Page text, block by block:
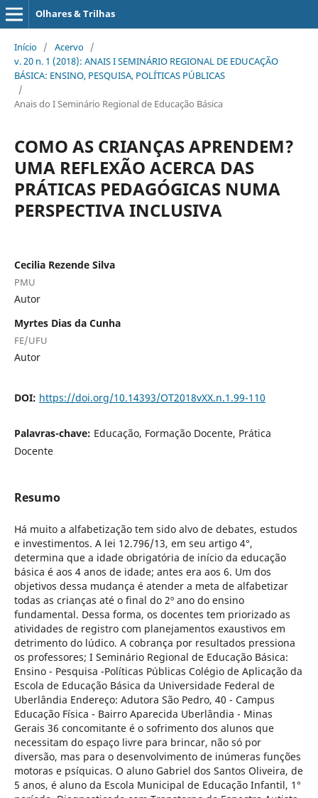
Olhares & Trilhas
Início / Acervo /
v. 20 n. 1 (2018): ANAIS I SEMINÁRIO REGIONAL DE EDUCAÇÃO
BÁSICA: ENSINO, PESQUISA, POLÍTICAS PÚBLICAS
/
Anais do I Seminário Regional de Educação Básica
COMO AS CRIANÇAS APRENDEM?
UMA REFLEXÃO ACERCA DAS
PRÁTICAS PEDAGÓGICAS NUMA
PERSPECTIVA INCLUSIVA
Cecilia Rezende Silva
PMU
Autor
Myrtes Dias da Cunha
FE/UFU
Autor
DOI: https://doi.org/10.14393/OT2018vXX.n.1.99-110
Palavras-chave: Educação, Formação Docente, Prática
Docente
Resumo
Há muito a alfabetização tem sido alvo de debates, estudos
e investimentos. A lei 12.796/13, em seu artigo 4°,
determina que a idade obrigatória de início da educação
básica é aos 4 anos de idade; antes era aos 6. Um dos
objetivos dessa mudança é atender a meta de alfabetizar
todas as crianças até o final do 2º ano do ensino
fundamental. Dessa forma, os docentes tem priorizado as
atividades de registro com planejamentos exaustivos em
detrimento do lúdico. A cobrança por resultados pressiona
os professores; I Seminário Regional de Educação Básica:
Ensino - Pesquisa -Políticas Públicas Colégio de Aplicação da
Escola de Educação Básica da Universidade Federal de
Uberlândia Endereço: Adutora São Pedro, 40 - Campus
Educação Física - Bairro Aparecida Uberlândia - Minas
Gerais 36 concomitante é o sofrimento dos alunos que
necessitam do espaço livre para brincar, não só por
diversão, mas para o desenvolvimento de inúmeras funções
motoras e psíquicas. O aluno Gabriel dos Santos Oliveira, de
5 anos, é aluno da Escola Municipal de Educação Infantil, 1°